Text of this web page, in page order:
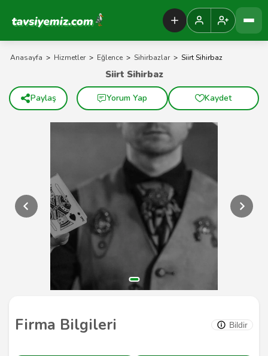
Tavsiyemiz Anasayfa
Anasayfa > Hizmetler > Eğlence > Sihirbazlar > Siirt Sihirbaz
Firma Bilgileri Bildir
Siirt Sihirbaz
Paylaş Yorum Yap Kaydet